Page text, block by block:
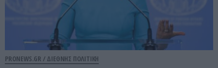
PRONEWS.GR / ΔΙΕΘΝΗΣ ΠΟΛΙΤΙΚΗ